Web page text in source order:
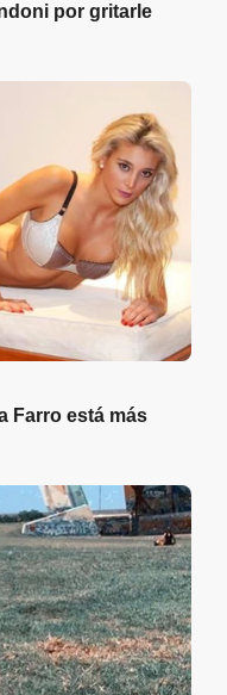
por gritarle
Farro está más